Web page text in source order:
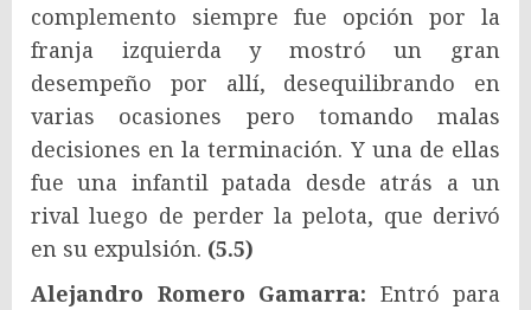
complemento siempre fue opción por la
franja izquierda y mostró un gran
desempeño por allí, desequilibrando en
varias ocasiones pero tomando malas
decisiones en la terminación. Y una de ellas
fue una infantil patada desde atrás a un
rival luego de perder la pelota, que derivó
en su expulsión. (5.5)
Alejandro Romero Gamarra: Entró para